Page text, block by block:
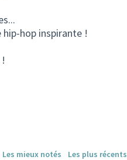
hip-hop inspirante !
Les mieux notés Les plus récents